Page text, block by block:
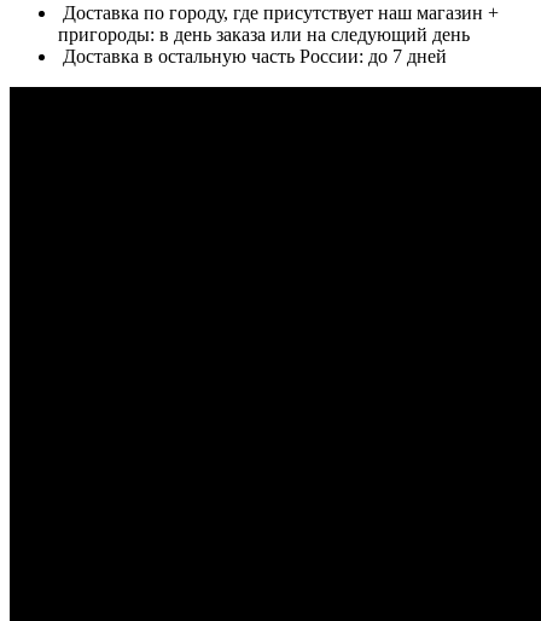
Доставка по городу, где присутствует наш магазин +
пригороды: в день заказа или на следующий день
Доставка в остальную часть России: до 7 дней